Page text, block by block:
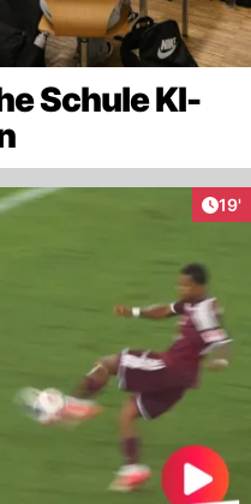
Schule KI-
19'